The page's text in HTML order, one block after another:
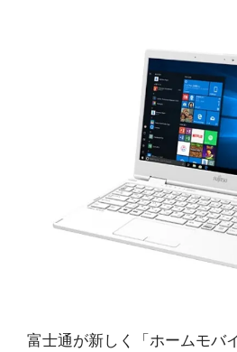
富士通が新しく「ホームモバ